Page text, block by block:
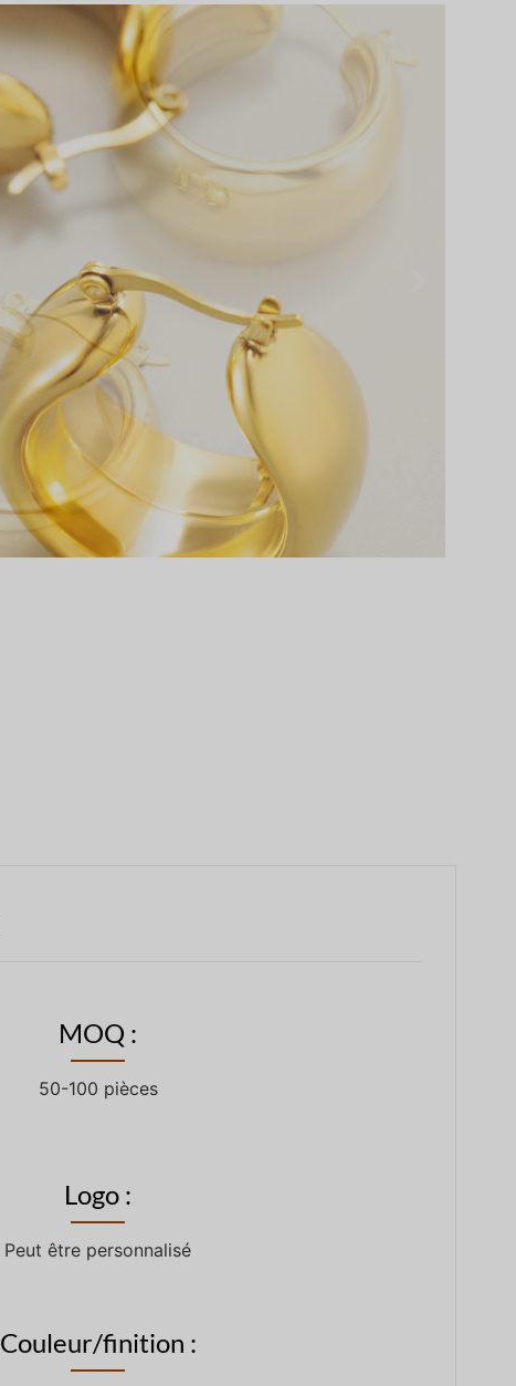
MOQ :
50-100 pièces
Logo :
Peut être personnalisé
Couleur/finition :